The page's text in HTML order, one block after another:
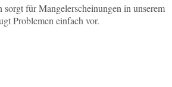
für Mangelerscheinungen in unserem
Problemen einfach vor.